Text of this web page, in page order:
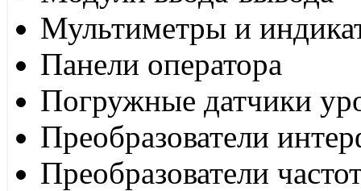
Мультиметры и
Панели оператора
Погружные датчики
Преобразователи
Преобразователи